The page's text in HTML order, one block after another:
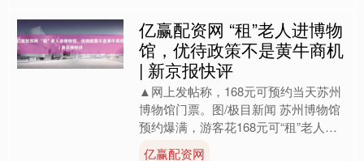
亿赢配资网 “租”老人进博物
馆，优待政策不是黄牛商机
| 新京报快评
▲网上发帖称，168元可预约当天苏州
博物馆门票。图/极目新闻 苏州博物馆
预约爆满，游客花168元可“租”老人免
预约进馆？ 据极目新闻报道，近日，
亿赢配资网